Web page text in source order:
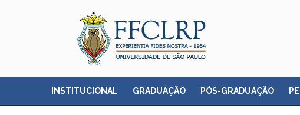
INSTITUCIONAL GRADUAÇÃO PÓS-GRADUAÇÃO